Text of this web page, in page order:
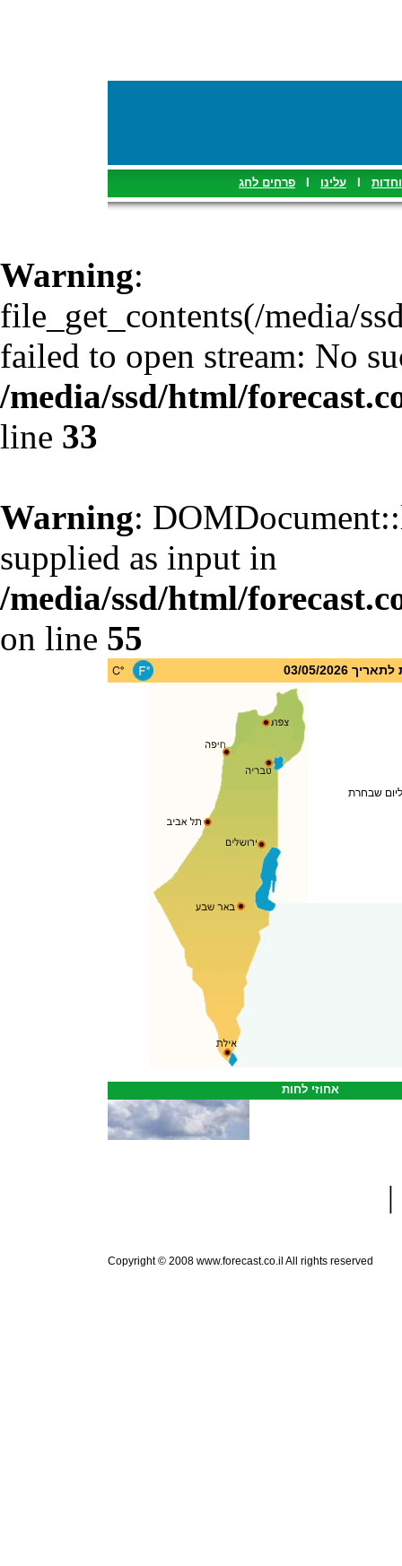
עלינו פרחים לחג
Warning:
file_get_contents(/media/
failed to open stream: No
/media/ssd/html/
line 33
Warning:
supplied as input in
/media/ssd/html/
on line 55
03/05/2026
שבחרת
אחוזי לחות
|
Copyright © 2008 www.forecast.co.il All rights reserved